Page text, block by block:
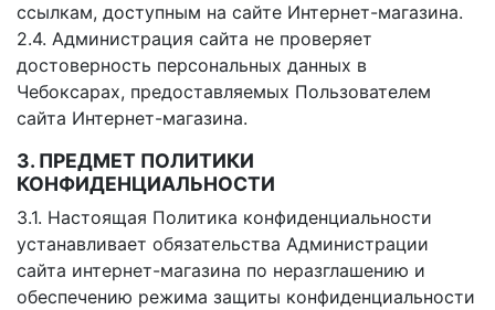
ссылкам, доступным на сайте Интернет-магазина.
2.4. Администрация сайта не проверяет
достоверность персональных данных в
Чебоксарах, предоставляемых Пользователем
сайта Интернет-магазина.
3. ПРЕДМЕТ ПОЛИТИКИ
КОНФИДЕНЦИАЛЬНОСТИ
3.1. Настоящая Политика конфиденциальности
устанавливает обязательства Администрации
сайта интернет-магазина по неразглашению и
обеспечению режима защиты конфиденциальности